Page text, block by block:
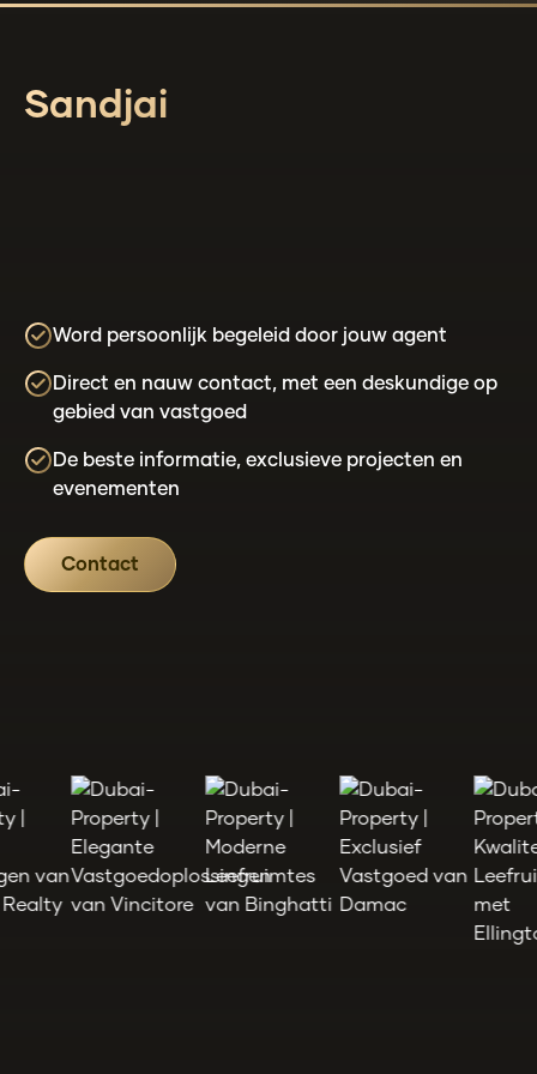
Sandjai
Word persoonlijk begeleid door jouw agent
Direct en nauw contact, met een deskundige op
gebied van vastgoed
De beste informatie, exclusieve projecten en
evenementen
Contact